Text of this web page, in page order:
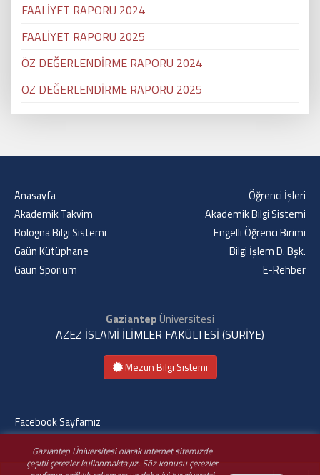
Gaziantep Üniversitesi olarak internet sitemizde
çeşitli çerezler kullanmaktayız. Söz konusu çerezler
FAALİYET RAPORU 2024
FAALİYET RAPORU 2025
ÖZ DEĞERLENDİRME RAPORU 2024
ÖZ DEĞERLENDİRME RAPORU 2025
Anasayfa
Akademik Takvim
Bologna Bilgi Sistemi
Gaün Kütüphane
Gaün Sporium
Öğrenci İşleri
Akademik Bilgi Sistemi
Engelli Öğrenci Birimi
Bilgi İşlem D. Bşk.
E-Rehber
GaziantepÜniversitesi
AZEZ İSLAMİ İLİMLER FAKÜLTESİ (SURİYE)
Mezun Bilgi Sistemi
Facebook Sayfamız